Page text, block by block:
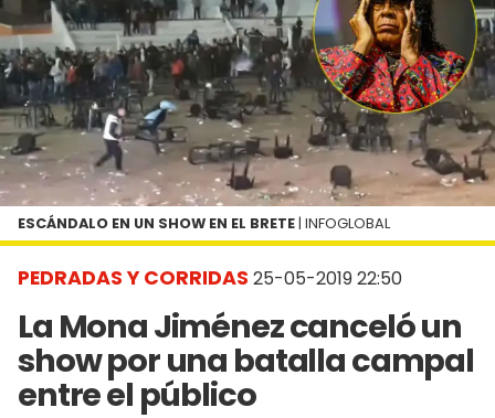
PEDRADAS Y CORRIDAS 25-05-2019 22:50
La Mona Jiménez canceló un
show por una batalla campal
entre el público
ESCÁNDALO EN UN SHOW EN EL BRETE | INFOGLOBAL